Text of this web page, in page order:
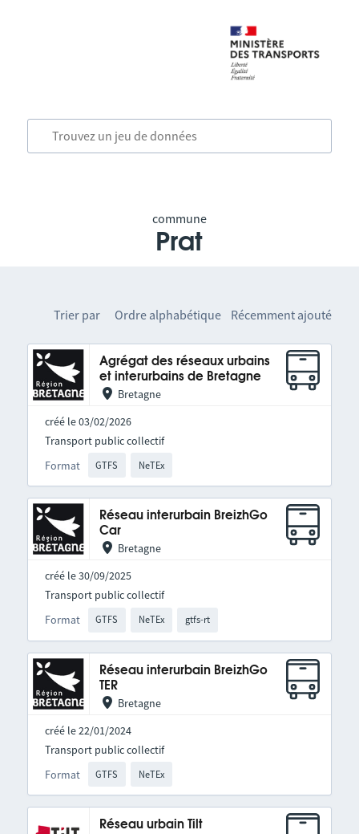
commune
Prat
Trier par Ordre alphabétique Récemment ajouté
Agrégat des réseaux urbains
et interurbains de Bretagne
Bretagne
créé le 03/02/2026
Format GTFS NeTEx
Transport public collectif
Réseau interurbain BreizhGo
Car
Bretagne
créé le 30/09/2025
Format GTFS NeTEx gtfs-rt
Transport public collectif
Réseau interurbain BreizhGo
TER
Bretagne
créé le 22/01/2024
Format GTFS NeTEx
Transport public collectif
Réseau urbain Tilt